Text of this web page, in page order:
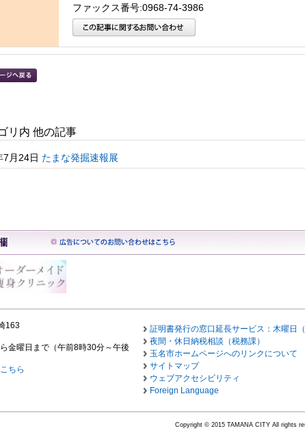
ファックス番号:0968-74-3986
リ内 他の記事
7月24日 たまな発掘速報展
163
金曜日まで（午前8時30分～午後
ちら
証明書発行の窓口延長サービス：木曜日（
夜間・休日納税相談（税務課）
玉名市ホームページへのリンクについて
サイトマップ
ウェブアクセシビリティ
Foreign Language
Copyright © 2015 TAMANA CITY All rights